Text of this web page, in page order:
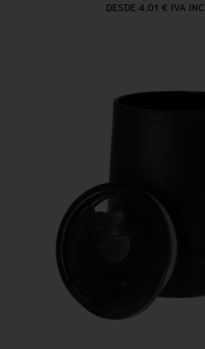
DESDE 4,01 € IVA INC.